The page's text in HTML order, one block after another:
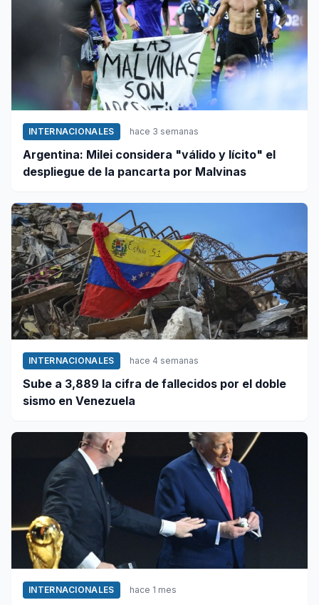
INTERNACIONALES hace 3 semanas
Argentina: Milei considera "válido y lícito" el
despliegue de la pancarta por Malvinas
INTERNACIONALES hace 4 semanas
Sube a 3,889 la cifra de fallecidos por el doble
sismo en Venezuela
INTERNACIONALES hace 1 mes